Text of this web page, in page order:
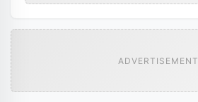
ADVERTISEMENT